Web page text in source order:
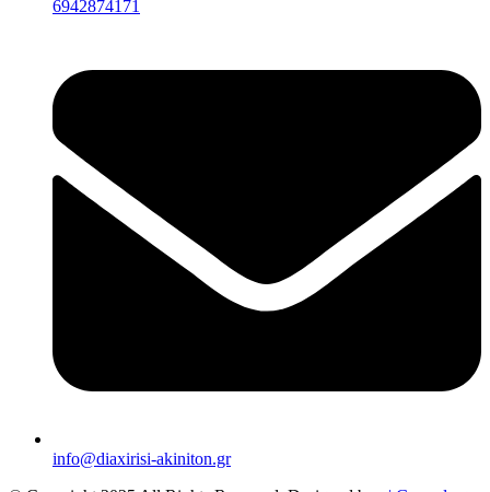
6942874171
info@diaxirisi-akiniton.gr